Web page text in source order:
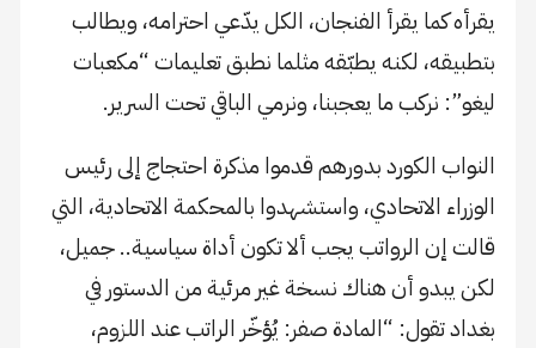
يقرأه كما يقرأ الفنجان، الكل يدّعي احترامه، ويطالب
بتطبيقه، لكنه يطبّقه مثلما نطبق تعليمات “مكعبات
ليغو”: نركب ما يعجبنا، ونرمي الباقي تحت السرير.
النواب الكورد بدورهم قدموا مذكرة احتجاج إلى رئيس
الوزراء الاتحادي، واستشهدوا بالمحكمة الاتحادية، التي
قالت إن الرواتب يجب ألا تكون أداة سياسية.. جميل،
لكن يبدو أن هناك نسخة غير مرئية من الدستور في
بغداد تقول: “المادة صفر: يُؤخّر الراتب عند اللزوم،